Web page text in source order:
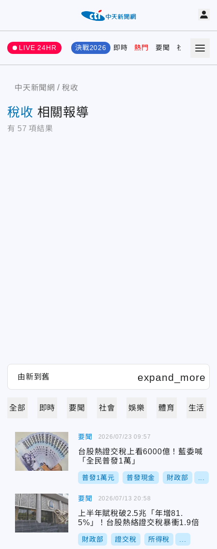
LIVE 24HR 決戰2026 即時 熱門 要聞 社會 娛樂
中天新聞網 稅收
稅收 相關報導
有 57 項結果
全部 即時 要聞 社會 娛樂 體育 生活
要聞
台股熱證交稅上看6000億！藍委喊
「全民普發1萬」
普發1萬元 普發現金 財政部
2026/07/23 09:57
要聞
上半年賦稅破2.5兆「年增81.
5%」！台股熱絡證交稅暴衝1.9倍
財政部 證交稅 所得稅
2026/07/13 20:58